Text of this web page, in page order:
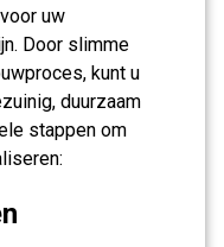
uw
Door slimme
kunt u
duurzaam
stappen om